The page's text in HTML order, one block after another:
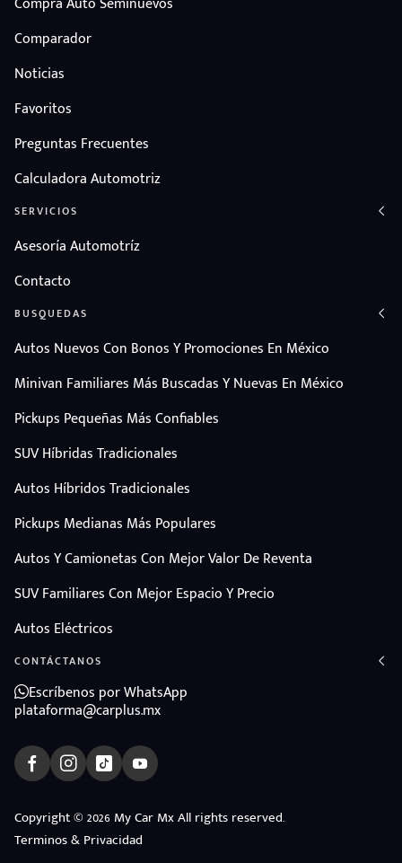
Comparador
Noticias
Favoritos
Preguntas Frecuentes
Calculadora Automotriz
SERVICIOS
Asesoría Automotríz
Contacto
BUSQUEDAS
Autos Nuevos Con Bonos Y Promociones En México
Minivan Familiares Más Buscadas Y Nuevas En México
Pickups Pequeñas Más Confiables
SUV Híbridas Tradicionales
Autos Híbridos Tradicionales
Pickups Medianas Más Populares
Autos Y Camionetas Con Mejor Valor De Reventa
SUV Familiares Con Mejor Espacio Y Precio
Autos Eléctricos
CONTÁCTANOS
Escríbenos por WhatsApp
plataforma@carplus.mx
Copyright © 2026 My Car Mx All rights reserved.
Terminos & Privacidad